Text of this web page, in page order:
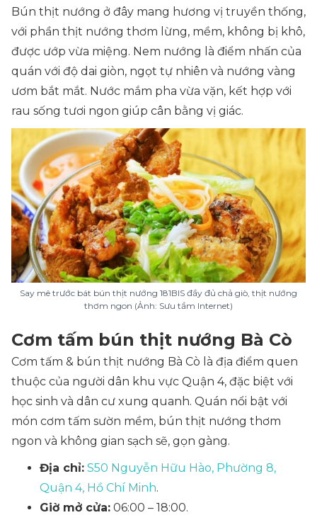
Bún thịt nướng ở đây mang hương vị truyền thống,
với phần thịt nướng thơm lừng, mềm, không bị khô,
được ướp vừa miệng. Nem nướng là điểm nhấn của
quán với độ dai giòn, ngọt tự nhiên và nướng vàng
ươm bắt mắt. Nước mắm pha vừa vặn, kết hợp với
rau sống tươi ngon giúp cân bằng vị giác.
Say mê trước bát bún thịt nướng 181BIS đầy đủ chả giò, thịt nướng
thơm ngon (Ảnh: Sưu tầm Internet)
Cơm tấm bún thịt nướng Bà Cò
Cơm tấm & bún thịt nướng Bà Cò là địa điểm quen
thuộc của người dân khu vực Quận 4, đặc biệt với
học sinh và dân cư xung quanh. Quán nổi bật với
món cơm tấm sườn mềm, bún thịt nướng thơm
ngon và không gian sạch sẽ, gọn gàng.
Địa chỉ: S50 Nguyễn Hữu Hào, Phường 8,
Quận 4, Hồ Chí Minh.
Giờ mở cửa: 06:00 – 18:00.